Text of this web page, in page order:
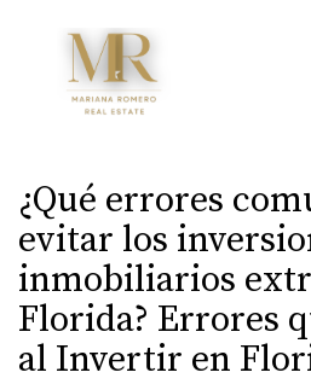
¿Qué errores
evitar los
inmobiliarios
Florida? Errores
al Invertir en